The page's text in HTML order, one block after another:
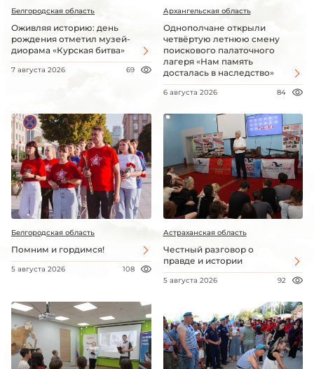
Белгородская область
Оживляя историю: день
рождения отметил музей-
диорама «Курская битва»
7 августа 2026 69
Архангельская область
Однополчане открыли
четвёртую летнюю смену
поискового палаточного
лагеря «Нам память
досталась в наследство»
6 августа 2026 84
Белгородская область
Помним и гордимся!
5 августа 2026 108
Астраханская область
Честный разговор о
правде и истории
5 августа 2026 92